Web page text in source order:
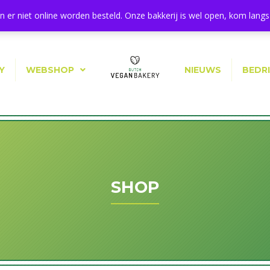
1544 BA Zaandijk
WEBSHOP NIEUWS
SHOP
er niet online worden besteld. Onze bakkerij is wel open, kom